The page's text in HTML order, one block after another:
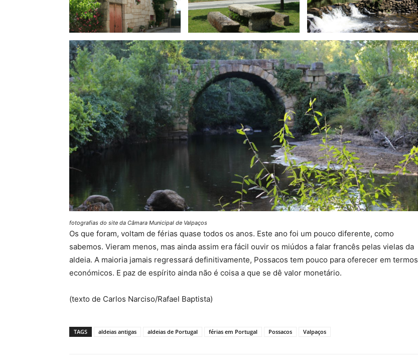
fotografias do site da Câmara Municipal de Valpaços
Os que foram, voltam de férias quase todos os anos. Este ano foi um pouco diferente, como
sabemos. Vieram menos, mas ainda assim era fácil ouvir os miúdos a falar francês pelas vielas da
aldeia. A maioria jamais regressará definitivamente, Possacos tem pouco para oferecer em termos
económicos. E paz de espírito ainda não é coisa a que se dê valor monetário.
(texto de Carlos Narciso/Rafael Baptista)
TAGS aldeias antigas aldeias de Portugal férias em Portugal Possacos Valpaços